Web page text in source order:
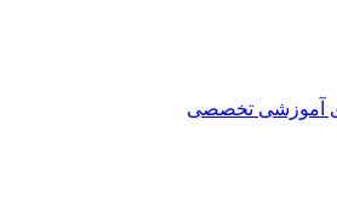
آموزشی تخصصی